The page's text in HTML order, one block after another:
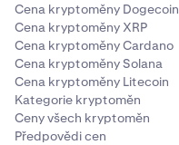
Cena kryptoměny Dogecoin
Cena kryptoměny XRP
Cena kryptoměny Cardano
Cena kryptoměny Solana
Cena kryptoměny Litecoin
Kategorie kryptoměn
Ceny všech kryptoměn
Předpovědi cen